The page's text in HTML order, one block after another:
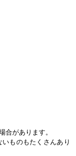
合があります。
ものもたくさんあり